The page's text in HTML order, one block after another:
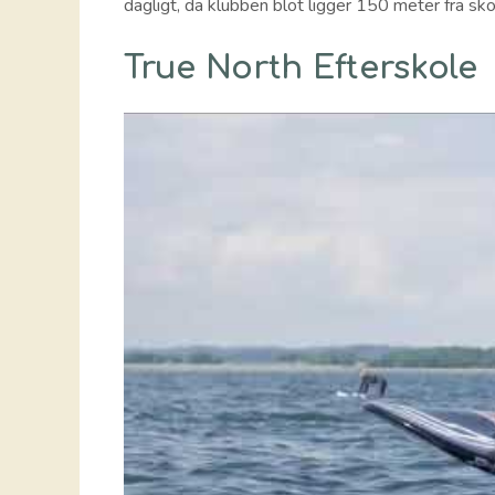
dagligt, da klubben blot ligger 150 meter fra
True North Efterskole